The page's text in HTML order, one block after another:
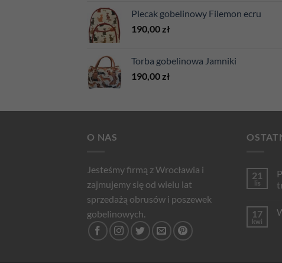
Plecak gobelinowy Filemon ecru
190,00 zł
Torba gobelinowa Jamniki
190,00 zł
O NAS
Jesteśmy firmą z Wrocławia i
zajmujemy się od wielu lat
sprzedażą obrusów i poszewek
gobelinowych.
21
lis
do
17
kwi